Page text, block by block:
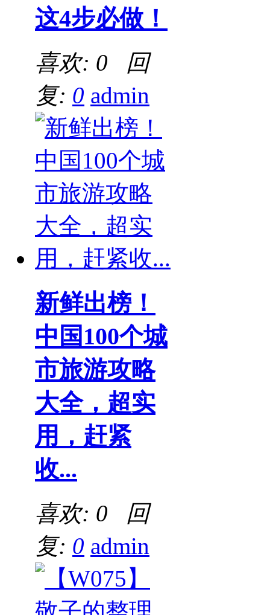
这4步必做！
喜欢: 0 回
复: 0 admin
新鲜出榜！
中国100个城
市旅游攻略
大全，超实
用，赶紧
收...
喜欢: 0 回
复: 0 admin